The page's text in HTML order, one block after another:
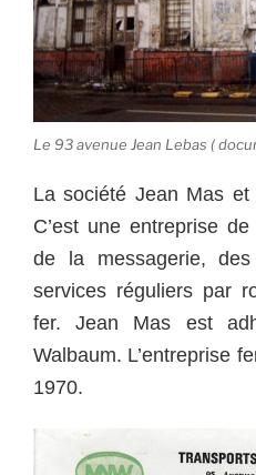
Le 93 avenue Jean Lebas (
La société Jean Mas
C’est une entreprise
de la messagerie, des
services réguliers par
fer. Jean Mas est
Walbaum. L’entreprise
1970.